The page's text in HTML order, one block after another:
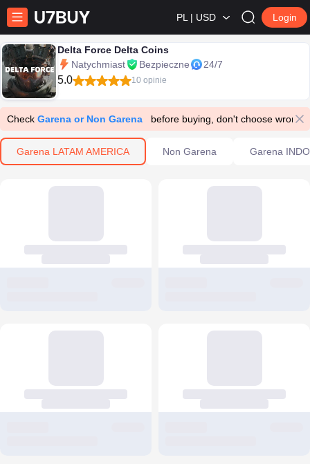
PL | USD Login
Delta Force Delta Coins
Natychmiast
Bezpieczne 24/7
5.0 10 opinie
Check Garena or Non Garena before buying, don't choose wrong
Garena LATAM AMERICA Non Garena Garena